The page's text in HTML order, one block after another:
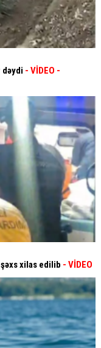
- VİDEO -
şəxs xilas edilib - VİDEO